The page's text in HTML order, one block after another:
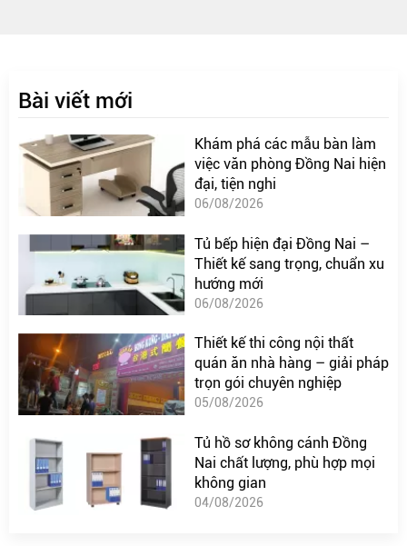
Bài viết mới
Khám phá các mẫu bàn làm
việc văn phòng Đồng Nai hiện
đại, tiện nghi
06/08/2026
Tủ bếp hiện đại Đồng Nai –
Thiết kế sang trọng, chuẩn xu
hướng mới
06/08/2026
Thiết kế thi công nội thất
quán ăn nhà hàng – giải pháp
trọn gói chuyên nghiệp
05/08/2026
Tủ hồ sơ không cánh Đồng
Nai chất lượng, phù hợp mọi
không gian
04/08/2026